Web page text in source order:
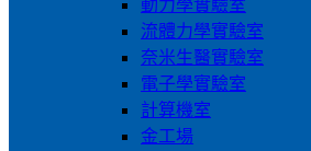
動力學實驗室
流體力學實驗室
奈米生醫實驗室
電子學實驗室
計算機室
金工場